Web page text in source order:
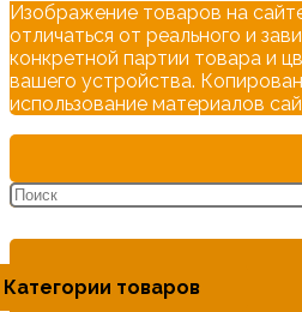
Изображение товаров на
отличаться от реального и
конкретной партии товара и
вашего устройства.
использование материалов
Категории товаров